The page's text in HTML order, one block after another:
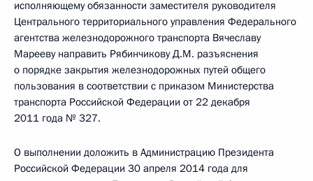
исполняющему обязанности заместителя руководителя
Центрального территориального управления Федерального
агентства железнодорожного транспорта Вячеславу
Марееву направить Рябинчикову Д.М. разъяснения
о порядке закрытия железнодорожных путей общего
пользования в соответствии с приказом Министерства
транспорта Российской Федерации от 22 декабря
2011 года № 327.
О выполнении доложить в Администрацию Президента
Российской Федерации 30 апреля 2014 года для